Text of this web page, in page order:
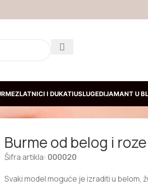
ZLATNICI I DUKATIUSLUGEDIJAMANT U
Burme od belog i
Šifra artikla: 000020
Svaki model moguće je izraditi u belom,